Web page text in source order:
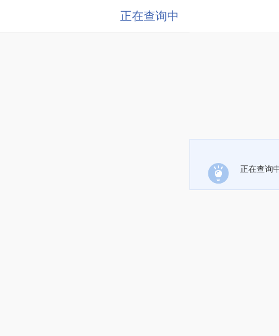
正在查询中
正在查询